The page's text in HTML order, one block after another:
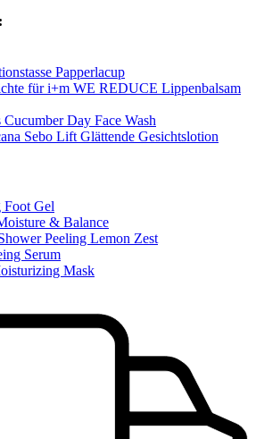
Papperlacup
für i+m WE REDUCE Lippenbalsam
Day Face Wash
Sebo Lift Glättende Gesichtslotion
Foot Gel
& Balance
Peeling Lemon Zest
Serum
Mask